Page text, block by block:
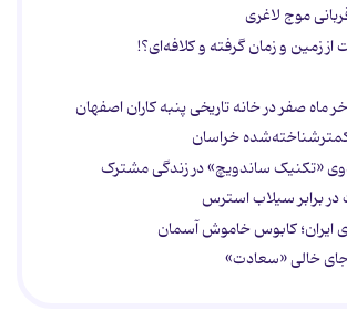
موج لاغری
از زمین و زمان گرفته و کلافه‌ای؟!
ماه صفر در خانه تاریخی پنبه کاران اصفهان
خراسان
«تکنیک ساندویچ» در زندگی مشترک
در برابر سیلاب استرس
ایران؛ کابوس خاموش آسمان
جای خالی «سعادت»